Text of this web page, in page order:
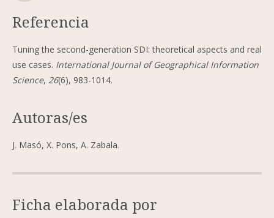
Referencia
Tuning the second-generation SDI: theoretical aspects and real
use cases. International Journal of Geographical Information
Science, 26(6), 983-1014.
Autoras/es
J. Masó, X. Pons, A. Zabala.
Ficha elaborada por